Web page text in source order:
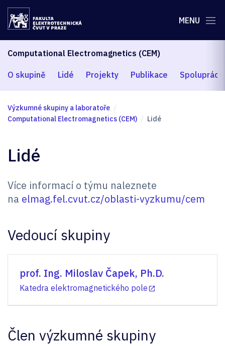
MENU
Computational Electromagnetics (CEM)
O skupině Lidé Projekty Publikace Spolupráce
Výzkumné skupiny a laboratoře
Computational Electromagnetics (CEM)
Lidé
Lidé
Více informací o týmu naleznete
na elmag.fel.cvut.cz/oblasti-vyzkumu/cem
Vedoucí skupiny
prof. Ing. Miloslav Čapek, Ph.D.
Katedra elektromagnetického pole
Člen výzkumné skupiny